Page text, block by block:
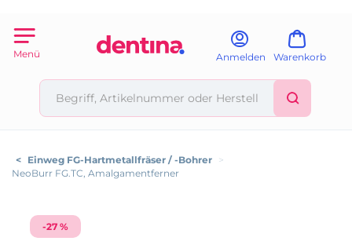
Menü Anmelden Warenkorb
< Einweg FG-Hartmetallfräser / -Bohrer >
NeoBurr FG.TC, Amalgamentferner
-27 %